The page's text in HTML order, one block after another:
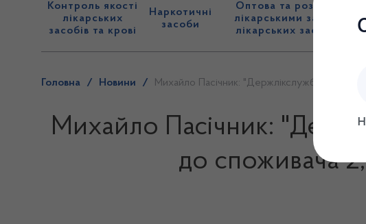
Контроль якості
лікарських
засобів та крові
Наркотичні
засоби
Оптова та роздрібна
лікарськими засобами,
лікарських засобів
Головна / Новини / Михайло Пасічник: "Держлікслужба України
Михайло Пасічник:
до споживача